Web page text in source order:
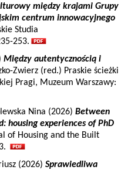
między krajami Grupy
centrum innowacyjnego
Studia
253.
Między autentycznością i
Zwierz (red.) Praskie ścieżki
Pragi, Muzeum Warszawy:
Nina (2026) Between
housing experiences of PhD
of Housing and the Built
(2026) Sprawiedliwa